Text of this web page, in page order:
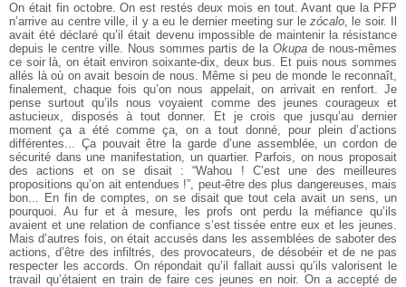
On était fin octobre. On est restés deux mois en tout. Avant que la PFP
n’arrive au centre ville, il y a eu le dernier meeting sur lezócalo, le soir. Il
avait été déclaré qu’il était devenu impossible de maintenir la résistance
depuis le centreville. Nous sommes partis de laOkupa de nous-mêmes
ce soir là, on était environ soixante-dix, deux bus. Et puis nous sommes
allés là où on avait besoin de nous. Même si peu de monde le reconnaît,
finalement, chaque fois qu’on nous appelait, on arrivait en renfort. Je
pense surtout qu’ils nous voyaient commedes jeunes courageux et
astucieux, disposés à tout donner. Et je crois quejusqu’au dernier
moment ça a été comme ça, on a tout donné, pour plein d’actions
différentes... Ça pouvait être la garde d’une assemblée, un cordon de
sécurité dans une manifestation, un quartier. Parfois, on nous proposait
des actions et on se disait : “Wahou ! C’est une des meilleures
propositions qu’on ait entendues !”, peut-être des plus dangereuses, mais
bon... En fin de comptes, on se disait que tout cela avait un sens, un
pourquoi. Au fur et à mesure, les profs ont perdu la méfiance qu’ils
avaient et une relation de confiance s’esttissée entre eux et les jeunes.
Mais d’autres fois, on était accusés dans les assemblées de saboter des
actions, d’être des infiltrés, des provocateurs, dedésobéir et de ne pas
respecter les accords. On répondait qu’il fallait aussi qu’ils valorisent le
travail qu’étaient en train de faire ces jeunes en noir. On a accepté de